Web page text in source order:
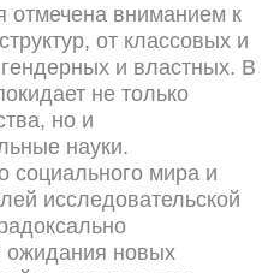
отмечена вниманием к
от классовых и
и властных. В
не только
но и
науки.
социального мира и
исследовательской
ожидания новых